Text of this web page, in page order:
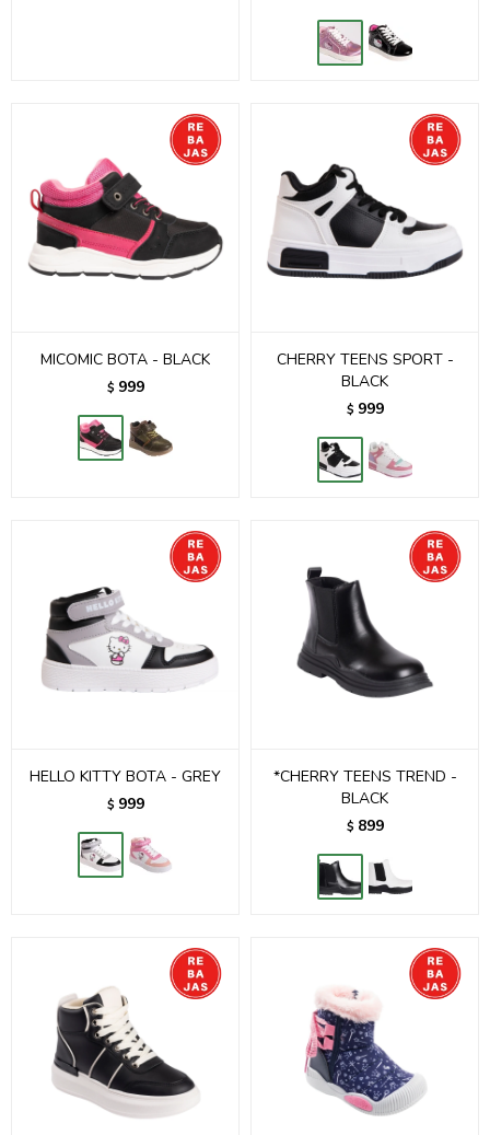
MICOMIC BOTA - BLACK
$ 999
CHERRY TEENS SPORT -
BLACK
$ 999
HELLO KITTY BOTA - GREY
$ 999
*CHERRY TEENS TREND -
BLACK
$ 899